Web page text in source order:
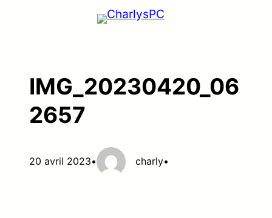
IMG_20230420_06
2657
20 avril 2023• charly•